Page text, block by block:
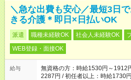
＼急な出費も安心／最短3日
きる介護＊即日×日払いOK
派遣 職種未経験OK 社会人未経験OK
WEB登録・面接OK
給与
無資格の方：時給1530円～1912
2287円 / 初任者以上：時給